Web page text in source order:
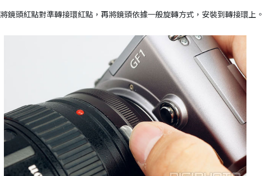
將鏡頭紅點對準轉接環紅點，再將鏡頭依據一般旋轉方式，安裝到轉接環上。